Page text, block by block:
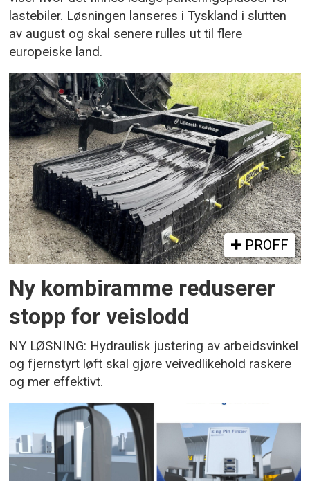
lastebiler. Løsningen lanseres i Tyskland i slutten
av august og skal senere rulles ut til flere
europeiske land.
PROFF
Ny kombiramme reduserer
stopp for veislodd
NY LØSNING: Hydraulisk justering av arbeidsvinkel
og fjernstyrt løft skal gjøre veivedlikehold raskere
og mer effektivt.